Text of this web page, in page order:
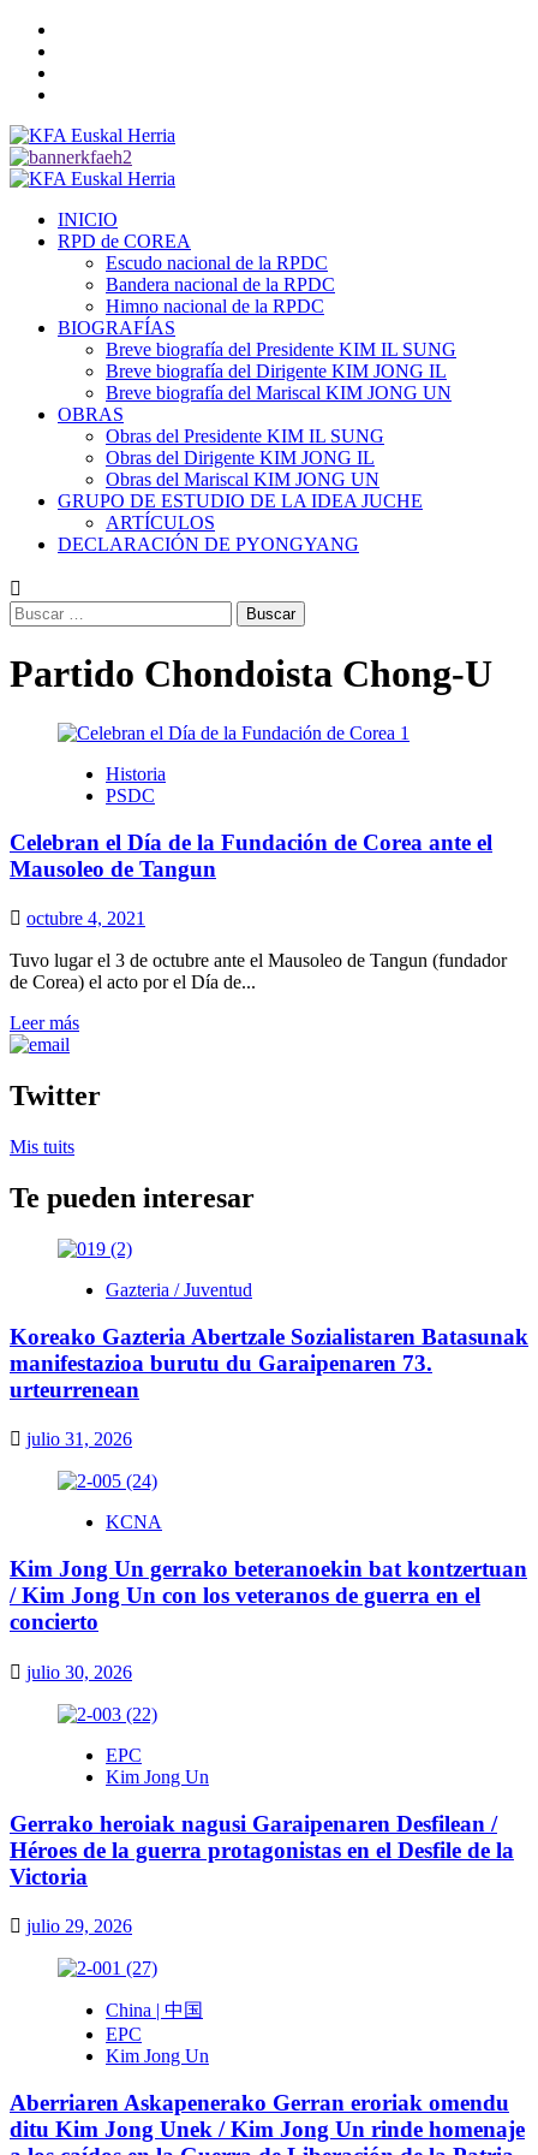
Saltar
contenido
Menú
INICIO
RPD de COREA
Escudo nacional de la RPDC
Bandera nacional de la RPDC
Himno nacional de la RPDC
BIOGRAFÍAS
Breve biografía del Presidente KIM IL SUNG
Breve biografía del Dirigente KIM JONG IL
Breve biografía del Mariscal KIM JONG UN
OBRAS
Obras del Presidente KIM IL SUNG
Obras del Dirigente KIM JONG IL
Obras del Mariscal KIM JONG UN
GRUPO DE ESTUDIO DE LA IDEA JUCHE
ARTÍCULOS
DECLARACIÓN DE PYONGYANG
Buscar:
Partido Chondoista Chong-U
Historia
PSDC
Celebran el Día de la Fundación de Corea ante el
Mausoleo de Tangun
octubre 4, 2021
Tuvo lugar el 3 de octubre ante el Mausoleo de Tangun (fundador
de Corea) el acto por el Día de...
Leer másLeer
el
Fundación
Corea
ante
Mausoleo
Tangun
Twitter
Mis tuits
Te pueden interesar
Gazteria / Juventud
Koreako Gazteria Abertzale Sozialistaren Batasunak
manifestazioa burutu du Garaipenaren 73.
urteurrenean
julio 31, 2026
KCNA
Kim Jong Un gerrako beteranoekin bat kontzertuan
/ Kim Jong Un con los veteranos de guerra en el
concierto
julio 30, 2026
EPC
Kim Jong Un
Gerrako heroiak nagusi Garaipenaren Desfilean /
Héroes de la guerra protagonistas en el Desfile de la
Victoria
julio 29, 2026
China | 中国
EPC
Kim Jong Un
Aberriaren Askapenerako Gerran eroriak omendu
ditu Kim Jong Unek / Kim Jong Un rinde homenaje